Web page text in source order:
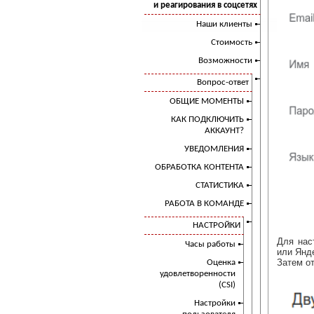
и реагирования в соцсетях
Наши клиенты
Стоимость
Возможности
Вопрос-ответ
ОБЩИЕ МОМЕНТЫ
КАК ПОДКЛЮЧИТЬ
АККАУНТ?
УВЕДОМЛЕНИЯ
ОБРАБОТКА КОНТЕНТА
СТАТИСТИКА
РАБОТА В КОМАНДЕ
НАСТРОЙКИ
Часы работы
Оценка
удовлетворенности
(CSI)
Настройки
Для
или
Затем